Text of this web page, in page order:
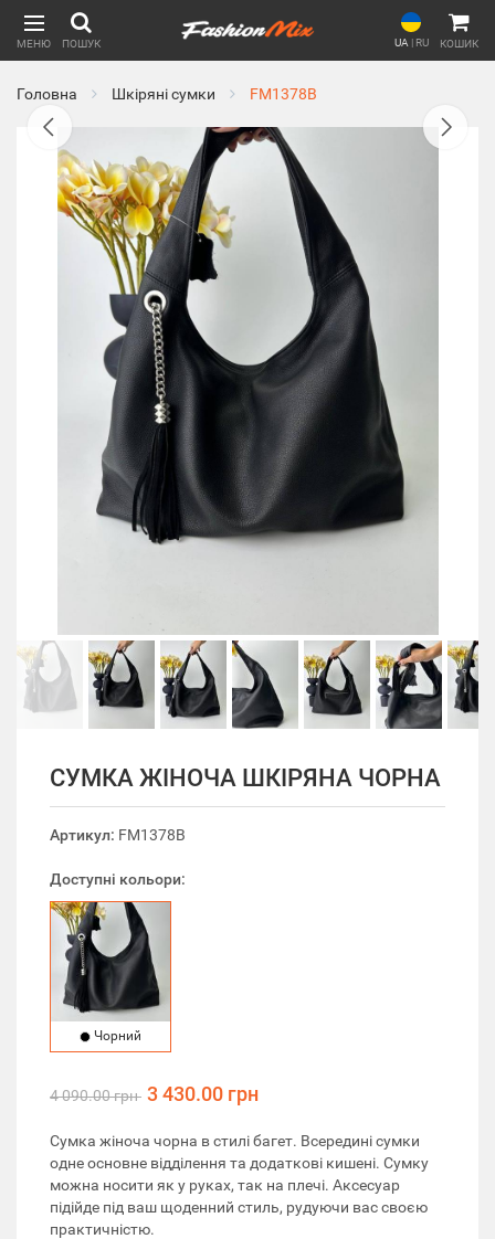
МЕНЮ ПОШУК UA | RU КОШИК
Головна Шкіряні сумки FM1378B
СУМКА ЖІНОЧА ШКІРЯНА ЧОРНА
Артикул: FM1378B
Доступні кольори:
Чорний
4 090.00 грн 3 430.00 грн
Сумка жіноча чорна в стилі багет. Всередині сумки
одне основне відділення та додаткові кишені. Сумку
можна носити як у руках, так на плечі. Аксесуар
підійде під ваш щоденний стиль, рудуючи вас своєю
практичністю.